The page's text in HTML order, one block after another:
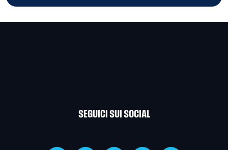
SEGUICI SUI SOCIAL